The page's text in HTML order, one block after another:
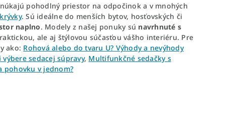
pohodlný priestor na odpočinok a v mnohých
. Sú ideálne do menších bytov, hosťovských či
naplno. Modely z našej ponuky sú navrhnuté s
ale aj štýlovou súčasťou vášho interiéru. Pre
ako: Rohová alebo do tvaru U? Výhody a nevýhody
sedacej súpravy, Multifunkčné sedačky s
pohovku v jednom?